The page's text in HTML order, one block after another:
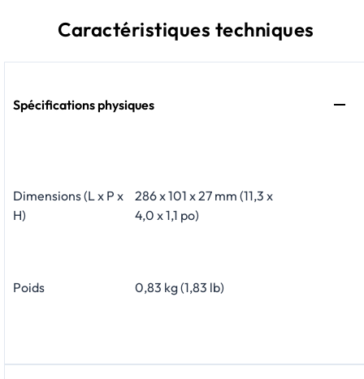
Caractéristiques techniques
Spécifications physiques
Dimensions (L x P x
H)
286 x 101 x 27 mm (11,3 x
4,0 x 1,1 po)
Poids 0,83 kg (1,83 lb)